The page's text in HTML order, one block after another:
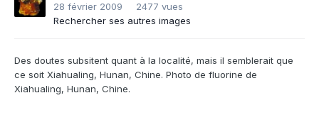
28 février 2009
2477 vues
Rechercher ses autres images
Des doutes subsitent quant à la localité, mais il semblerait que
ce soit Xiahualing, Hunan, Chine. Photo de fluorine de
Xiahualing, Hunan, Chine.